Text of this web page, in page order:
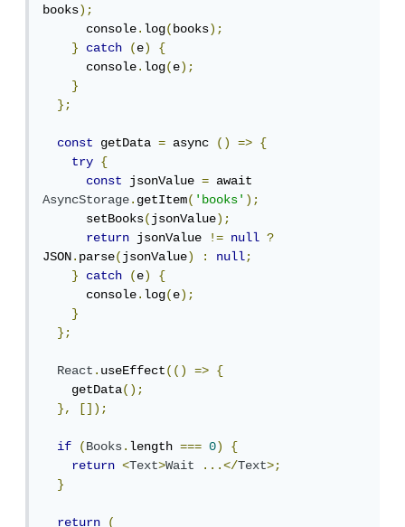
books);
      console
.log(books);
}
catch (e)
{
      console
.log(e);
}
};
const getData = async () =>
{
try
{
const
jsonValue =
AsyncStorage.getItem('books');
      setBooks
(jsonValue);
return jsonValue != null
?
JSON.parse(jsonValue) : null;
}
catch (e)
{
      console
.log(e);
}
};
React.useEffect(() =>
{
    getData
();
},
[]);
if (Books.length === 0)
{
return
<Text>Wait ...</Text>;
}
return (